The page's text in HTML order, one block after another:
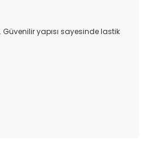
yapısı sayesinde lastik